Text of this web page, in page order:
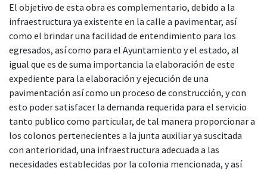
El objetivo de esta obra es complementario, debido a la
infraestructura ya existente en la calle a pavimentar, así
como el brindar una facilidad de entendimiento para los
egresados, así como para el Ayuntamiento y el estado, al
igual que es de suma importancia la elaboración de este
expediente para la elaboración y ejecución de una
pavimentación así como un proceso de construcción, y con
esto poder satisfacer la demanda requerida para el servicio
tanto publico como particular, de tal manera proporcionar a
los colonos pertenecientes a la junta auxiliar ya suscitada
con anterioridad, una infraestructura adecuada a las
necesidades establecidas por la colonia mencionada, y así